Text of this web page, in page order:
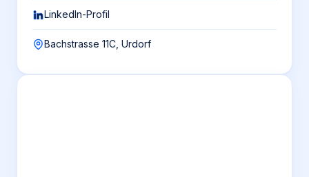
LinkedIn-Profil
Bachstrasse 11C, Urdorf